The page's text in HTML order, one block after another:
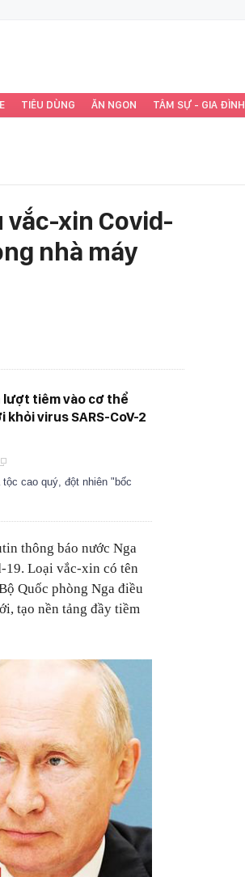
TIÊU DÙNG ĂN NGON TÂM SỰ - GIA ĐÌNH
vắc-xin Covid-
nhà máy
lượt tiêm vào cơ thể
virus SARS-CoV-2
cao quý, đột nhiên "bốc
thông báo nước Nga
19. Loại vắc-xin có tên
Quốc phòng Nga điều
tạo nền tảng đầy tiềm